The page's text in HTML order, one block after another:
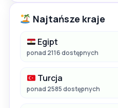
Najtańsze kraje
Egipt
ponad 2116 dostępnych
Turcja
ponad 2585 dostępnych